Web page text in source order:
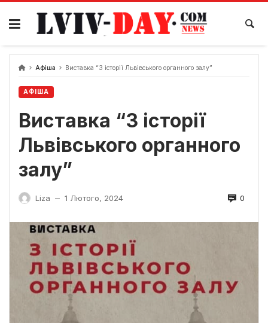
Skip
content
Афіша Виставка “З історії Львівського органного залу”
АФІША
Виставка “З історії
Львівського органного
залу”
Liza — 1 Лютого, 2024 0